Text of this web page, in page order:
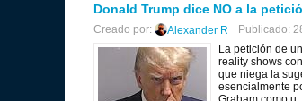
Donald Trump dice NO a la
Creado por: Alexander R Publicado:
La petición de
reality shows
que niega la
esencialmente